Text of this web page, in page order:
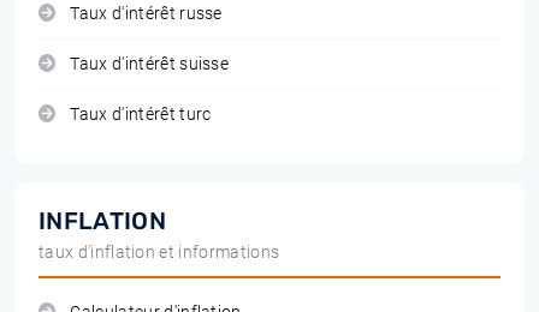
Taux d'intérêt russe
Taux d'intérêt suisse
Taux d'intérêt turc
INFLATION
taux d'inflation et informations